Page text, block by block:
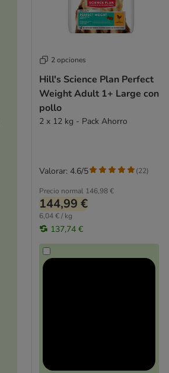
2 opciones
Hill's Science Plan Perfect
Weight Adult 1+ Large con
pollo
2 x 12 kg - Pack Ahorro
Precio normal 146,98 €
144,99 €
6,04 € / kg
137,74 €
Valorar: 4.6/5 (22)